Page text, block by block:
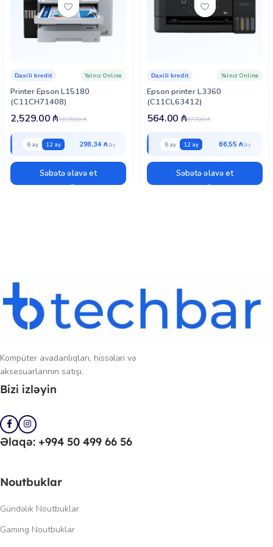
Printer Epson L15180
(C11CH71408)
Daxili kredit Yalnız Online
3,035.00₼
2,529.00₼
6 ay 12 ay 298,34 ₼
Səbətə əlavə et
Epson printer L3360
(C11CL63412)
Daxili kredit Yalnız Online
677.00₼
564.00 ₼
6 ay 12 ay 66,55 ₼
Səbətə əlavə et
Kompüter avadanlıqları, hissələri və
aksesuarlarının satışı.
Bizi izləyin
Əlaqə: +994 50 499 66 56
Noutbuklar
Gündəlik Noutbuklar
Gaming Noutbuklar